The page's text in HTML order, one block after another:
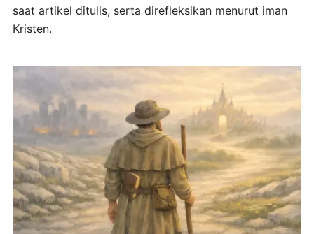
saat artikel ditulis, serta direfleksikan menurut iman
Kristen.